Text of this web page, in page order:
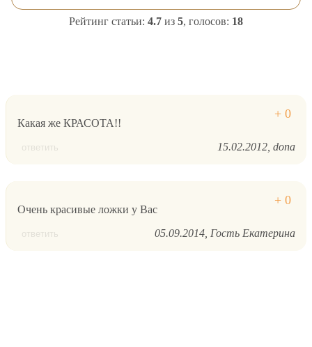
Рейтинг статьи: 4.7 из 5, голосов: 18
Какая же КРАСОТА!!
ответить 15.02.2012 dona
Очень красивые ложки у Вас
ответить 05.09.2014 Гость Екатерина